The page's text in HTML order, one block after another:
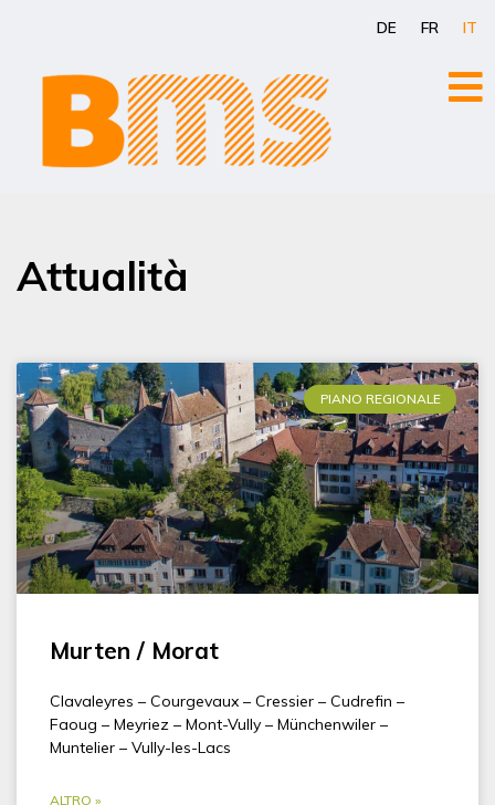
DE FR IT
Attualità
PIANO REGIONALE
Murten / Morat
Clavaleyres – Courgevaux – Cressier – Cudrefin –
Faoug – Meyriez – Mont-Vully – Münchenwiler –
Muntelier – Vully-les-Lacs
ALTRO »